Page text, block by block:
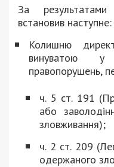
За
встановив наступне:
Колишню
винуватою у
правопорушень,
ч. 5 ст. 191
або
зловживання);
ч. 2 ст. 209
одержаного